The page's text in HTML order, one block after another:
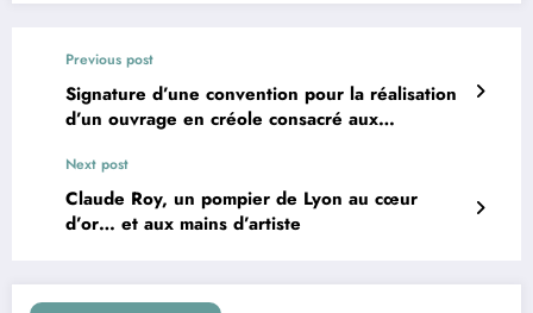
Previous post
Signature d’une convention pour la réalisation
d’un ouvrage en créole consacré aux
Next post
Claude Roy, un pompier de Lyon au cœur
d’or… et aux mains d’artiste